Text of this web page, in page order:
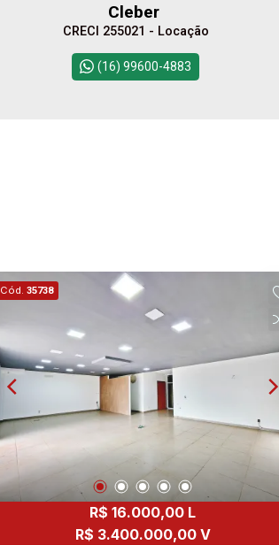
Cleber
CRECI 255021 - Locação
(16) 99600-4883
Cód. 35738
R$ 16.000,00 L
R$ 3.400.000,00 V